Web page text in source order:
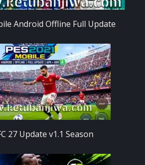
Android Offline Full Update
27 Update v1.1 Season